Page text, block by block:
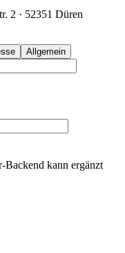
2 · 52351 Düren
Allgemein
Backend kann ergänzt